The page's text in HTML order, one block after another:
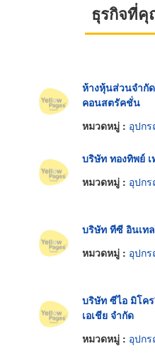
ธุรกิจที่คุ
ห้างหุ้นส่วนจำกั
คอนสตรัคชั่น
หมวดหมู่ : อุปกร
บริษัท ทองทิพย์
หมวดหมู่ : อุปกร
บริษัท ทีซี อินเท
หมวดหมู่ : อุปกร
บริษัท ซีไอ มิโค
เอเชีย จำกัด
หมวดหมู่ : อุปกร